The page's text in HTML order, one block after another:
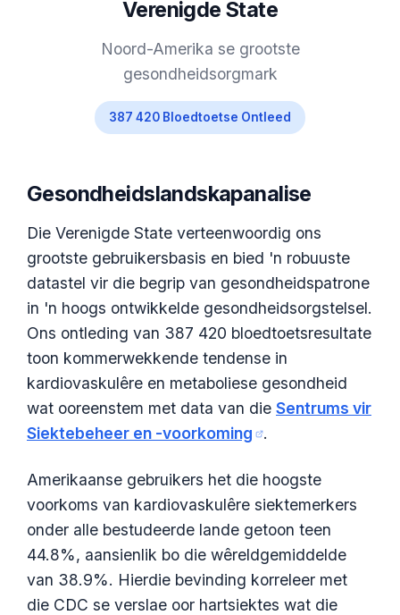
Verenigde State
Noord-Amerika se grootste
gesondheidsorgmark
387 420 Bloedtoetse Ontleed
Gesondheidslandskapanalise
Die Verenigde State verteenwoordig ons
grootste gebruikersbasis en bied 'n robuuste
datastel vir die begrip van gesondheidspatrone
in 'n hoogs ontwikkelde gesondheidsorgstelsel.
Ons ontleding van 387 420 bloedtoetsresultate
toon kommerwekkende tendense in
kardiovaskulêre en metaboliese gesondheid
wat ooreenstem met data van die Sentrums vir
Siektebeheer en -voorkoming
.
Amerikaanse gebruikers het die hoogste
voorkoms van kardiovaskulêre siektemerkers
onder alle bestudeerde lande getoon teen
44.8%, aansienlik bo die wêreldgemiddelde
van 38.9%. Hierdie bevinding korreleer met
die CDC se verslae oor hartsiektes wat die